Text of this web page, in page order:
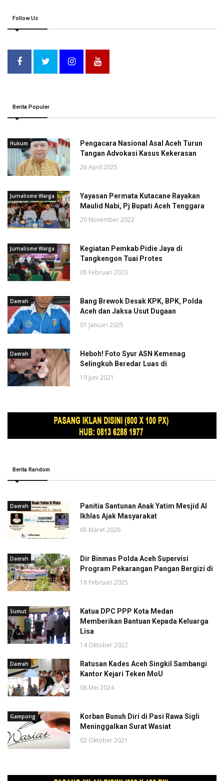
Follow Us
Berita Populer
Hukum
Pengacara Nasional Asal Aceh Turun
Tangan Advokasi Kasus Kekerasan
26 April 2025
Jurnalisme Warga
Yayasan Permata Kutacane Rayakan
Maulid Nabi, Pj Bupati Aceh Tenggara
20 November 2022
Jurnalisme Warga
Kegiatan Pemkab Pidie Jaya di
Tangkengon Tuai Protes
05 Februari 2023
Daerah
Bang Brewok Desak KPK, BPK, Polda
Aceh dan Jaksa Usut Dugaan
01 Januari 2025
Daerah
Heboh! Foto Syur ASN Kemenag
Selingkuh Beredar Luas di
19 Juni 2021
Berita Random
Daerah
Panitia Santunan Anak Yatim Mesjid Al
Ikhlas Ajak Masyarakat
05 Maret 2026
Daerah
Dir Binmas Polda Aceh Supervisi
Program Pekarangan Pangan Bergizi di
18 Februari 2025
Sumut
Katua DPC PPP Kota Medan
Memberikan Bantuan Kepada Keluarga
Lisa
14 Oktober 2022
Daerah
Ratusan Kades Aceh Singkil Sambangi
Kantor Kejari Teken MoU
08 Mei 2024
Gampong
Korban Bunuh Diri di Pasi Rawa Sigli
Meninggalkan Surat Wasiat
02 Oktober 2021